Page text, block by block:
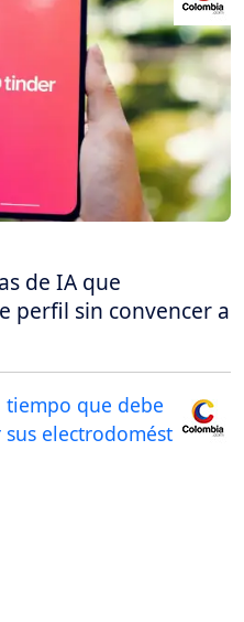
de IA que
perfil sin convencer a